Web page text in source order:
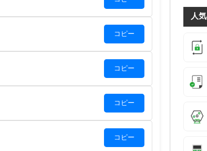
コピー
コピー
コピー
コピー
人